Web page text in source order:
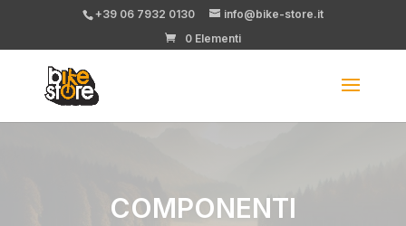
+39 06 7932 0130
info@bike-store.it
0 Elementi
30 giorni, zero rischi